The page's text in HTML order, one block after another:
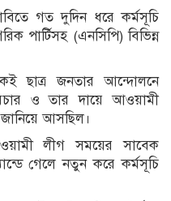
গত দুদিন ধরে কর্মসূচি
পার্টিসহ (এনসিপি) বিভিন্ন
ছাত্র জনতার আন্দোলনে
ও তার দায়ে আওয়ামী
জানিয়ে আসছিল।
লীগ সময়ের সাবেক
গেলে নতুন করে কর্মসূচি